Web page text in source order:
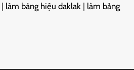
| làm bảng hiệu daklak | làm bảng